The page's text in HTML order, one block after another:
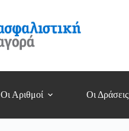
Οι Αριθμοί Οι Δράσεις